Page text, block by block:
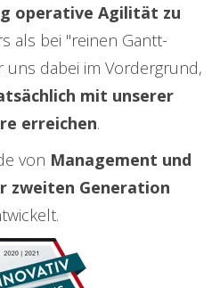
operative Agilität zu
als bei "reinen Gantt-
uns dabei im Vordergrund,
mit unserer
erreichen.
von Management und
zweiten Generation